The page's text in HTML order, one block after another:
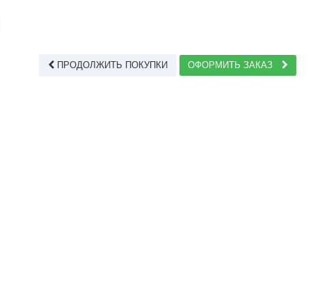
ПРОДОЛЖИТЬ ПОКУПКИ
ОФОРМИТЬ ЗАКАЗ